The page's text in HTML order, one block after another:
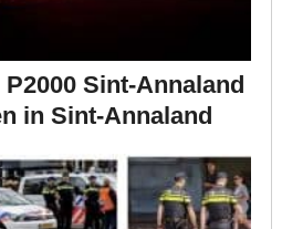
Sint-Annaland
in Sint-Annaland